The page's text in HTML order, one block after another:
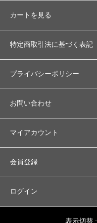
カートを見る
特定商取引法に基づく表記
プライバシーポリシー
お問い合わせ
マイアカウント
会員登録
ログイン
表示切替 :